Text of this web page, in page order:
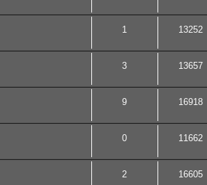
1 13252
3 13657
9 16918
0 11662
2 16605